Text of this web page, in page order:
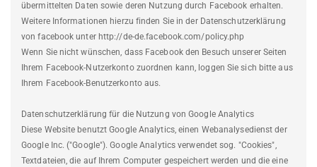
übermittelten Daten sowie deren Nutzung durch Facebook erhalten.
Weitere Informationen hierzu finden Sie in der Datenschutzerklärung
von facebook unter http://de-de.facebook.com/policy.php
Wenn Sie nicht wünschen, dass Facebook den Besuch unserer Seiten
Ihrem Facebook-Nutzerkonto zuordnen kann, loggen Sie sich bitte aus
Ihrem Facebook-Benutzerkonto aus.
Datenschutzerklärung für die Nutzung von Google Analytics
Diese Website benutzt Google Analytics, einen Webanalysedienst der
Google Inc. ("Google"). Google Analytics verwendet sog. "Cookies",
Textdateien, die auf Ihrem Computer gespeichert werden und die eine